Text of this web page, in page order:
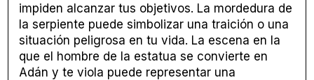
impiden alcanzar tus objetivos. La mordedura de
la serpiente puede simbolizar una traición o una
situación peligrosa en tu vida. La escena en la
que el hombre de la estatua se convierte en
Adán y te viola puede representar una